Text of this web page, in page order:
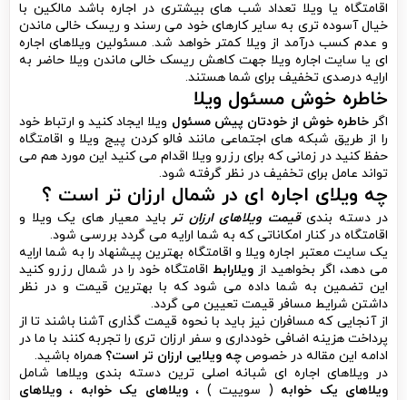
اقامتگاه یا ویلا تعداد شب های بیشتری در اجاره باشد مالکین با
خیال آسوده تری به سایر کارهای خود می رسند و ریسک خالی ماندن
و عدم کسب درآمد از ویلا کمتر خواهد شد. مسئولین ویلاهای اجاره
ای یا سایت اجاره ویلا جهت کاهش ریسک خالی ماندن ویلا حاضر به
ارایه درصدی تخفیف برای شما هستند.
خاطره خوش مسئول ویلا
اگر خاطره خوش از خودتان پیش مسئول ویلا ایجاد کنید و ارتباط خود
را از طریق شبکه های اجتماعی مانند فالو کردن پیج ویلا و اقامتگاه
حفظ کنید در زمانی که برای رزرو ویلا اقدام می کنید این مورد هم می
تواند عامل برای تخفیف در نظر گرفته شود.
چه ویلای اجاره ای در شمال ارزان تر است ؟
در دسته بندیقیمت ویلاهای ارزان تر باید معیار های یک ویلا و
اقامتگاه در کنار امکاناتی که به شما ارایه می گردد بررسی شود.
یک سایت معتبر اجاره ویلا و اقامتگاه بهترین پیشنهاد را به شما ارایه
می دهد، اگر بخواهید از ویلارابط اقامتگاه خود را در شمال رزرو کنید
این تضمین به شما داده می شود که با بهترین قیمت و در نظر
داشتن شرایط مسافر قیمت تعیین می گردد.
از آنجایی که مسافران نیز باید با نحوه قیمت گذاری آشنا باشند تا از
پرداخت هزینه اضافی خودداری و سفر ارزان تری را تجربه کنند با ما در
ادامه این مقاله در خصوص چه ویلایی ارزان تر است؟ همراه باشید.
در ویلاهای اجاره ای شبانه اصلی ترین دسته بندی ویلاها شامل
ویلاهای یک خوابه ( سوییت ) ،ویلاهای یک خوابه ، ویلاهای